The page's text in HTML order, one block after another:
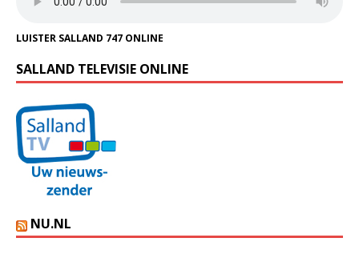
LUISTER SALLAND 747 ONLINE
SALLAND TELEVISIE ONLINE
NU.NL